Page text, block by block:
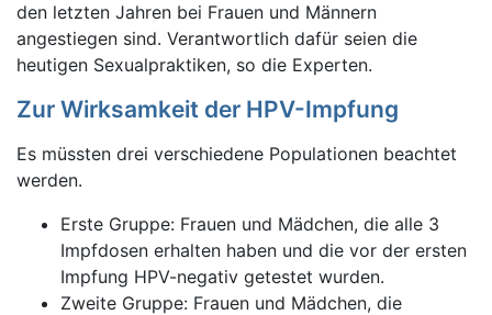
den letzten Jahren bei Frauen und Männern
angestiegen sind. Verantwortlich dafür seien die
heutigen Sexualpraktiken, so die Experten.
Zur Wirksamkeit der HPV-Impfung
Es müssten drei verschiedene Populationen beachtet
werden.
Erste Gruppe: Frauen und Mädchen, die alle 3
Impfdosen erhalten haben und die vor der ersten
Impfung HPV-negativ getestet wurden.
Zweite Gruppe: Frauen und Mädchen, die